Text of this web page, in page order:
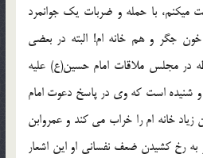
ميکنم، با حمله و ضربات يک جوانمرد
جگر و هم خانه ام! البته در بعضي
در مجلس ملاقات امام حسين(ع) عليه
شنيده است که وي در پاسخ دعوت امام
زياد خانه ام را خراب مي کند و عمروابن
رخ کشيدن ضعف نفساني او اين اشعار